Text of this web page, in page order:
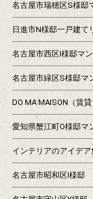
名古屋市瑞穂区S様邸
日進市N様邸一戸建て
名古屋市西区I様邸マ
名古屋市緑区S様邸マ
DO MA MAISON（賃
愛知県蟹江町O様邸マ
インテリアのアイデア
名古屋市昭和区I様邸